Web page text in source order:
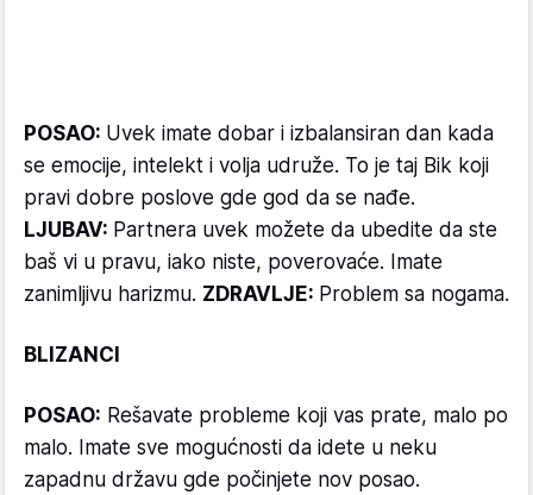
POSAO: Uvek imate dobar i izbalansiran dan kada
se emocije, intelekt i volja udruže. To je taj Bik koji
pravi dobre poslove gde god da se nađe.
LJUBAV: Partnera uvek možete da ubedite da ste
baš vi u pravu, iako niste, poverovaće. Imate
zanimljivu harizmu. ZDRAVLJE: Problem sa nogama.
BLIZANCI
POSAO: Rešavate probleme koji vas prate, malo po
malo. Imate sve mogućnosti da idete u neku
zapadnu državu gde počinjete nov posao.